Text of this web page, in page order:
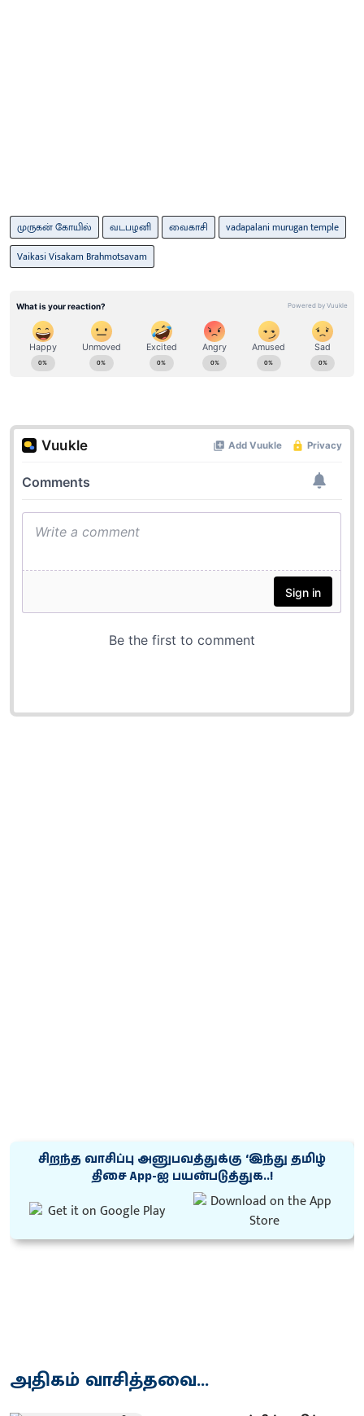
முருகன் கோயில் வடபழனி வைகாசி
vadapalani murugan temple
Vaikasi Visakam Brahmotsavam
சிறந்த வாசிப்பு அனுபவத்துக்கு ‘இந்து தமிழ்
திசை App-ஐ பயன்படுத்துக..!
அதிகம் வாசித்தவை...